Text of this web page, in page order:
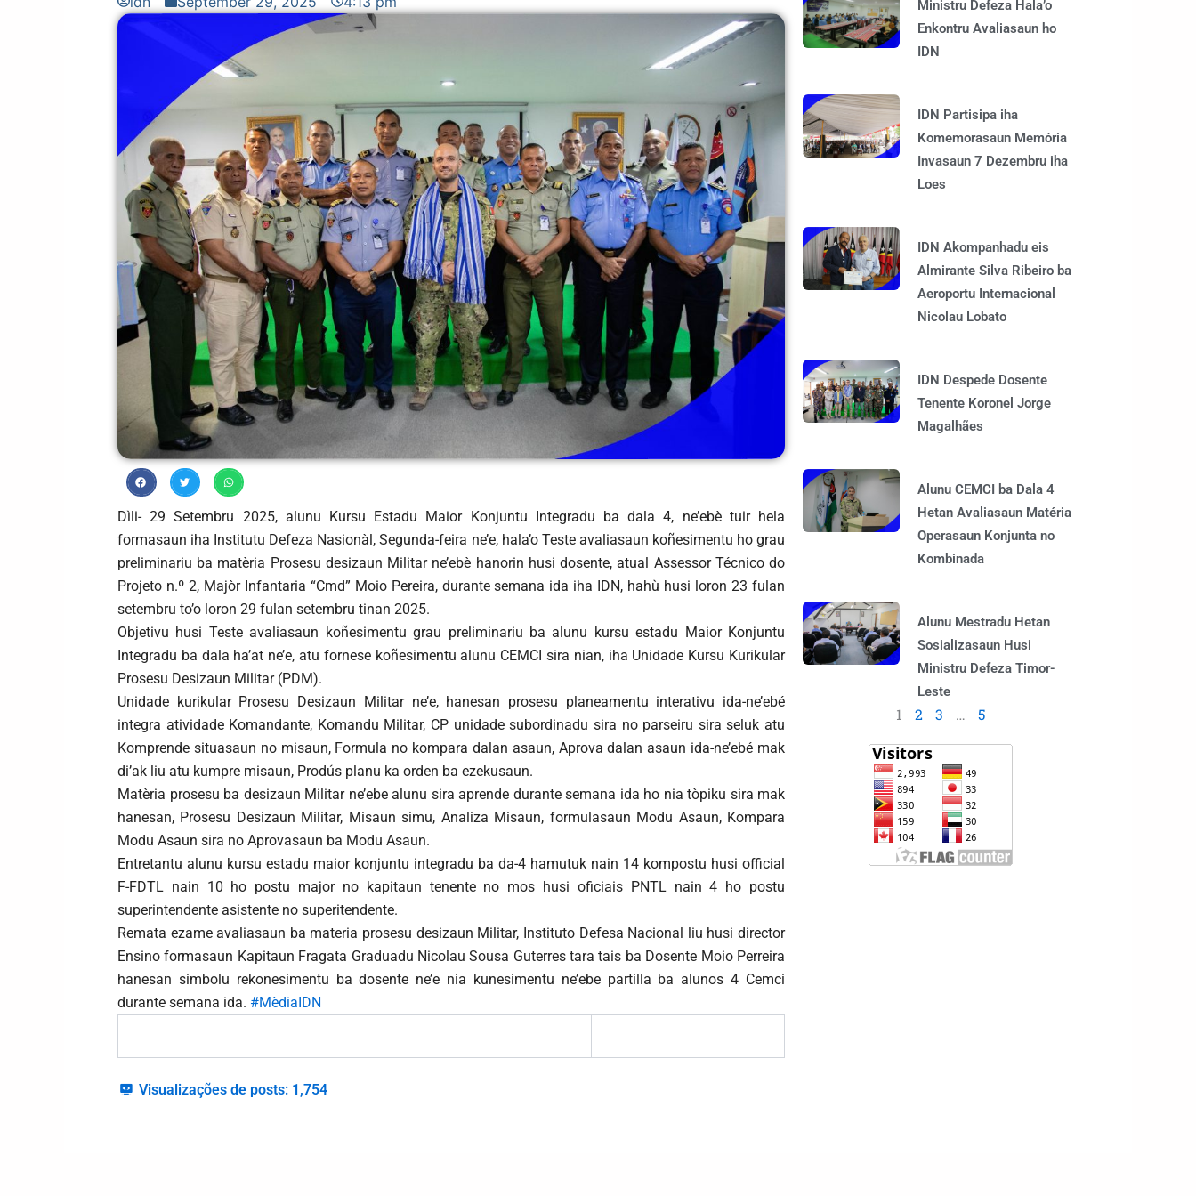
Dìli- 29 Setembru 2025, alunu Kursu Estadu Maior Konjuntu Integradu ba dala 4, ne’ebè tuir hela
formasaun iha Institutu Defeza Nasionàl, Segunda-feira ne’e, hala’o Teste avaliasaun koñesimentu ho grau
preliminariu ba matèria Prosesu desizaun Militar ne’ebè hanorin husi dosente, atual Assessor Técnico do
Projeto n.º 2, Majòr Infantaria “Cmd” Moio Pereira, durante semana ida iha IDN, hahù husi loron 23 fulan
setembru to’o loron 29 fulan setembru tinan 2025.
Objetivu husi Teste avaliasaun koñesimentu grau preliminariu ba alunu kursu estadu Maior Konjuntu
Integradu ba dala ha’at ne’e, atu fornese koñesimentu alunu CEMCI sira nian, iha Unidade Kursu Kurikular
Prosesu Desizaun Militar (PDM).
Unidade kurikular Prosesu Desizaun Militar ne’e, hanesan prosesu planeamentu interativu ida-ne’ebé
integra atividade Komandante, Komandu Militar, CP unidade subordinadu sira no parseiru sira seluk atu
Komprende situasaun no misaun, Formula no kompara dalan asaun, Aprova dalan asaun ida-ne’ebé mak
di’ak liu atu kumpre misaun, Prodús planu ka orden ba ezekusaun.
Matèria prosesu ba desizaun Militar ne’ebe alunu sira aprende durante semana ida ho nia tòpiku sira mak
hanesan, Prosesu Desizaun Militar, Misaun simu, Analiza Misaun, formulasaun Modu Asaun, Kompara
Modu Asaun sira no Aprovasaun ba Modu Asaun.
Entretantu alunu kursu estadu maior konjuntu integradu ba da-4 hamutuk nain 14 kompostu husi official
F-FDTL nain 10 ho postu major no kapitaun tenente no mos husi oficiais PNTL nain 4 ho postu
superintendente asistente no superitendente.
Remata ezame avaliasaun ba materia prosesu desizaun Militar, Instituto Defesa Nacional liu husi director
Ensino formasaun Kapitaun Fragata Graduadu Nicolau Sousa Guterres tara tais ba Dosente Moio Perreira
hanesan simbolu rekonesimentu ba dosente ne’e nia kunesimentu ne’ebe partilla ba alunos 4 Cemci
durante semana ida. #MèdiaIDN
Visualizações de posts: 1,754
Ministru Defeza Hala’o
Enkontru Avaliasaun ho
IDN
IDN Partisipa iha
Komemorasaun Memória
Invasaun 7 Dezembru iha
Loes
IDN Akompanhadu eis
Almirante Silva Ribeiro ba
Aeroportu Internacional
Nicolau Lobato
IDN Despede Dosente
Tenente Koronel Jorge
Magalhães
Alunu CEMCI ba Dala 4
Hetan Avaliasaun Matéria
Operasaun Konjunta no
Kombinada
Alunu Mestradu Hetan
Sosializasaun Husi
Ministru Defeza Timor-
Leste
1 2 3 … 5